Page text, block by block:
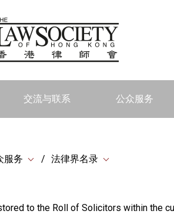
交流与联系 公众服务
服务 法律界名录
to the Roll of Solicitors within the